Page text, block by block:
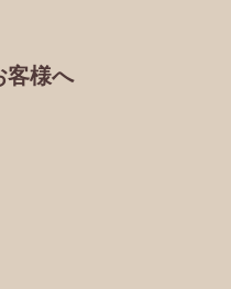
客様へ